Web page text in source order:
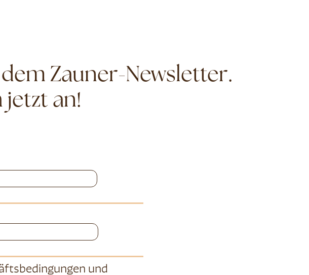
Zauner-Newsletter.
jetzt an!
und